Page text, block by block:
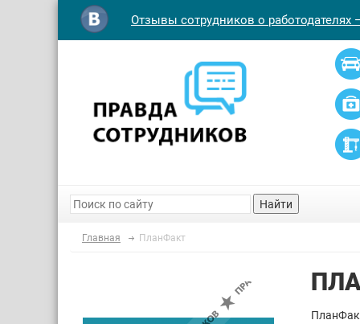
Отзывы сотрудников о
Найти
Главная ПланФакт